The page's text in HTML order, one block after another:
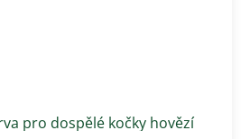
pro dospělé kočky hovězí